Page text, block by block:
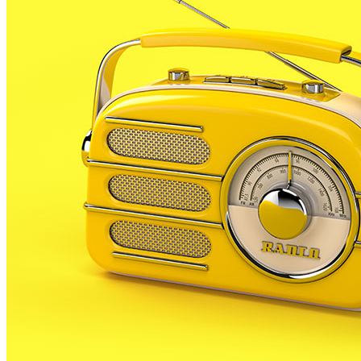
que investigui qui ha donat l’ordre de tapiar i segellar
amb ciment les claus de pas de l’aigua corrent en
alguns immobles on hi viuen famílies sense recursos
ocupant els pisos.
La formació recorda que per sobre la llei de pobresa
energètica hi ha les lleis internacionals i les polítiques
humanitàries.
Asseguren tenir comptabilitzades 18 famílies amb
menors que actualment viuen ocupant pisos sense
abastiment d’aigua perquè els han posat ciment a la
clau de pas. En tots els casos es tractaria de persones
que estan ocupant pisos per necessitat després de
ser desallotjades dels habitatges on residien perquè